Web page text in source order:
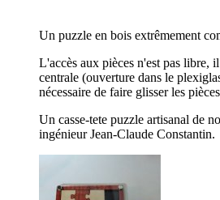
Un puzzle en bois extrêmement
L'accès aux pièces n'est pas libre,
centrale (ouverture dans le
nécessaire de faire glisser les
Un casse-tete puzzle artisanal de
ingénieur Jean-Claude Constantin.